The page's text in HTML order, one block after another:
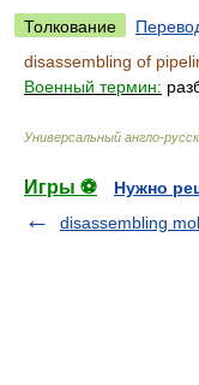
Толкование
disassembling of
Военный термин:
Универсальный англо-
Игры ⚽
Нужно
disassembling